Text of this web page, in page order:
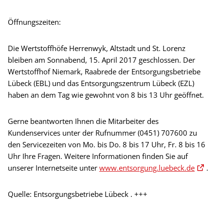
Öffnungszeiten:
Die Wertstoffhöfe Herrenwyk, Altstadt und St. Lorenz
bleiben am Sonnabend, 15. April 2017 geschlossen. Der
Wertstoffhof Niemark, Raabrede der Entsorgungsbetriebe
Lübeck (EBL) und das Entsorgungszentrum Lübeck (EZL)
haben an dem Tag wie gewohnt von 8 bis 13 Uhr geöffnet.
Gerne beantworten Ihnen die Mitarbeiter des
Kundenservices unter der Rufnummer (0451) 707600 zu
den Servicezeiten von Mo. bis Do. 8 bis 17 Uhr, Fr. 8 bis 16
Uhr Ihre Fragen. Weitere Informationen finden Sie auf
unserer Internetseite unter www.entsorgung.luebeck.de .
Quelle: Entsorgungsbetriebe Lübeck . +++